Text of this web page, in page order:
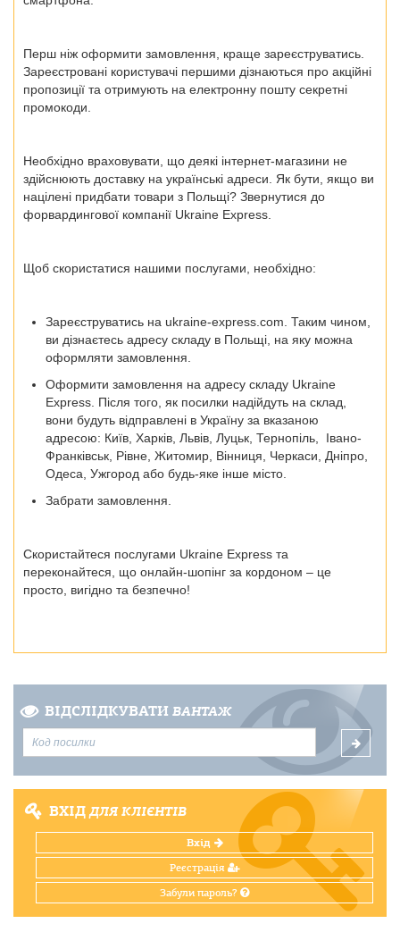
Перш ніж оформити замовлення, краще зареєструватись.
Зареєстровані користувачі першими дізнаються про акційні
пропозиції та отримують на електронну пошту секретні
промокоди.
Необхідно враховувати, що деякі інтернет-магазини не
здійснюють доставку на українські адреси. Як бути, якщо ви
націлені придбати товари з Польщі? Звернутися до
форвардингової компанії Ukraine Express.
Щоб скористатися нашими послугами, необхідно:
Зареєструватись на ukraine-express.com. Таким чином,
ви дізнаєтесь адресу складу в Польщі, на яку можна
оформляти замовлення.
Оформити замовлення на адресу складу Ukraine
Express. Після того, як посилки надійдуть на склад,
вони будуть відправлені в Україну за вказаною
адресою: Київ, Харків, Львів, Луцьк, Тернопіль, Івано-
Франківськ, Рівне, Житомир, Вінниця, Черкаси, Дніпро,
Одеса, Ужгород або будь-яке інше місто.
Забрати замовлення.
Скористайтеся послугами Ukraine Express та
переконайтеся, що онлайн-шопінг за кордоном – це
просто, вигідно та безпечно!
ВІДСЛІДКУВАТИ ВАНТАЖ
ВХІДДЛЯ КЛІЄНТІВ
Вхід
Реєстрація
Забули пароль?